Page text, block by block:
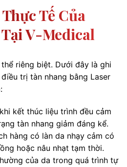
Tế Của
V-Medical
riêng biệt. Dưới đây là ghi
trị tàn nhang bằng Laser
kết thúc liệu trình đều cảm
tàn nhang giảm đáng kể.
hàng có làn da nhạy cảm có
hoặc nâu nhạt tạm thời.
của da trong quá trình tự